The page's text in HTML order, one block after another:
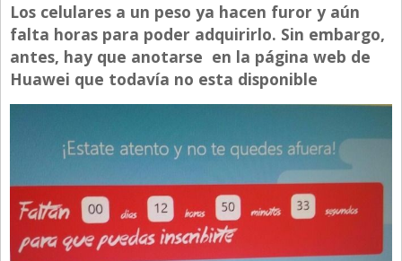
Con Estilo
De Bolsillo
Diarios de Argentina
Directivos
Economía
El Experto
Los celulares a un peso ya hacen furor y aún
falta horas para poder adquirirlo. Sin embargo,
antes, hay que anotarse en la página web de
Huawei que todavía no esta disponible